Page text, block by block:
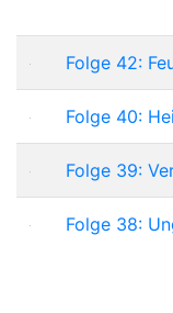
Folge 42:
Folge 40:
Folge 39:
Folge 38: